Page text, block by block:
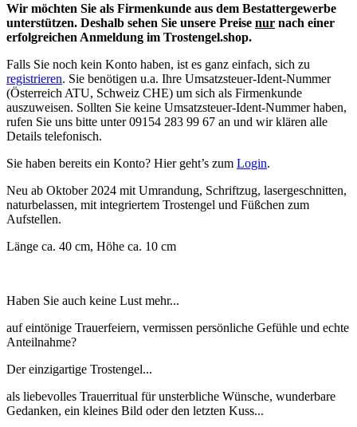
Wir möchten Sie als Firmenkunde aus dem Bestattergewerbe
unterstützen. Deshalb sehen Sie unsere Preise nur nach einer
erfolgreichen Anmeldung im Trostengel.shop.
Falls Sie noch kein Konto haben, ist es ganz einfach, sich zu
registrieren. Sie benötigen u.a. Ihre Umsatzsteuer-Ident-Nummer
(Österreich ATU, Schweiz CHE) um sich als Firmenkunde
auszuweisen. Sollten Sie keine Umsatzsteuer-Ident-Nummer haben,
rufen Sie uns bitte unter 09154 283 99 67 an und wir klären alle
Details telefonisch.
Sie haben bereits ein Konto? Hier geht’s zum Login.
Neu ab Oktober 2024 mit Umrandung, Schriftzug, lasergeschnitten,
naturbelassen, mit integriertem Trostengel und Füßchen zum
Aufstellen.
Länge ca. 40 cm, Höhe ca. 10 cm
Haben Sie auch keine Lust mehr...
auf eintönige Trauerfeiern, vermissen persönliche Gefühle und echte
Anteilnahme?
Der einzigartige Trostengel...
als liebevolles Trauerritual für unsterbliche Wünsche, wunderbare
Gedanken, ein kleines Bild oder den letzten Kuss...